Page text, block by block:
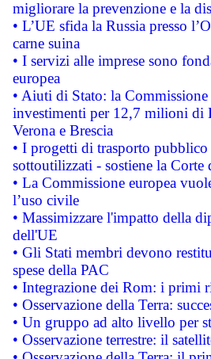
migliorare la prevenzione e la
• L’UE sfida la Russia presso
carne suina
• I servizi alle imprese sono
europea
• Aiuti di Stato: la
investimenti per 12,7 milioni di
Verona e Brescia
• I progetti di trasporto
sottoutilizzati - sostiene la Corte
• La Commissione europea
l’uso civile
• Massimizzare l'impatto della
dell'UE
• Gli Stati membri devono
spese della PAC
• Integrazione dei Rom: i primi
• Osservazione della Terra:
• Un gruppo ad alto livello per
• Osservazione terrestre: il